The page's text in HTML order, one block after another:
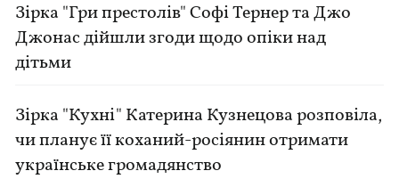
Зірка "Гри престолів" Софі Тернер та Джо
Джонас дійшли згоди щодо опіки над
дітьми
Зірка "Кухні" Катерина Кузнецова розповіла,
чи планує її коханий-росіянин отримати
українське громадянство